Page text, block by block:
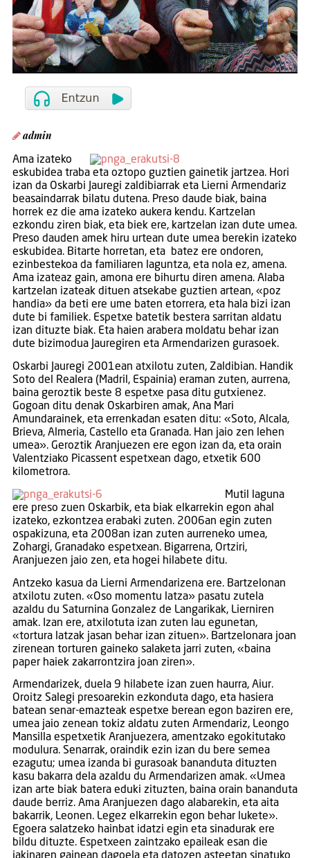
admin
Ama izateko
eskubidea traba eta oztopo guztien gainetik jartzea. Hori
izan da Oskarbi Jauregi zaldibiarrak eta Lierni Armendariz
beasaindarrak bilatu dutena. Preso daude biak, baina
horrek ez die ama izateko aukera kendu. Kartzelan
ezkondu ziren biak, eta biek ere, kartzelan izan dute umea.
Preso dauden amek hiru urtean dute umea berekin izateko
eskubidea. Bitarte horretan, eta batez ere ondoren,
ezinbestekoa da familiaren laguntza, eta nola ez, amena.
Ama izateaz gain, amona ere bihurtu diren amena. Alaba
kartzelan izateak dituen atsekabe guztien artean, «poz
handia» da beti ere ume baten etorrera, eta hala bizi izan
dute bi familiek. Espetxe batetik bestera sarritan aldatu
izan dituzte biak. Eta haien arabera moldatu behar izan
dute bizimodua Jauregiren eta Armendarizen gurasoek.
Oskarbi Jauregi 2001ean atxilotu zuten, Zaldibian. Handik
Soto del Realera (Madril, Espainia) eraman zuten, aurrena,
baina geroztik beste 8 espetxe pasa ditu gutxienez.
Gogoan ditu denak Oskarbiren amak, Ana Mari
Amundarainek, eta errenkadan esaten ditu: «Soto, Alcala,
Brieva, Almeria, Castello eta Granada. Han jaio zen lehen
umea». Geroztik Aranjuezen ere egon izan da, eta orain
Valentziako Picassent espetxean dago, etxetik 600
kilometrora.
Mutil laguna
ere preso zuen Oskarbik, eta biak elkarrekin egon ahal
izateko, ezkontzea erabaki zuten. 2006an egin zuten
ospakizuna, eta 2008an izan zuten aurreneko umea,
Zohargi, Granadako espetxean. Bigarrena, Ortziri,
Aranjuezen jaio zen, eta hogei hilabete ditu.
Antzeko kasua da Lierni Armendarizena ere. Bartzelonan
atxilotu zuten. «Oso momentu latza» pasatu zutela
azaldu du Saturnina Gonzalez de Langarikak, Lierniren
amak. Izan ere, atxilotuta izan zuten lau egunetan,
«tortura latzak jasan behar izan zituen». Bartzelonara joan
zirenean torturen gaineko salaketa jarri zuten, «baina
paper haiek zakarrontzira joan ziren».
Armendarizek, duela 9 hilabete izan zuen haurra, Aiur.
Oroitz Salegi presoarekin ezkonduta dago, eta hasiera
batean senar-emazteak espetxe berean egon baziren ere,
umea jaio zenean tokiz aldatu zuten Armendariz, Leongo
Mansilla espetxetik Aranjuezera, amentzako egokitutako
modulura. Senarrak, oraindik ezin izan du bere semea
ezagutu; umea izanda bi gurasoak bananduta dituzten
kasu bakarra dela azaldu du Armendarizen amak. «Umea
izan arte biak batera eduki zituzten, baina orain bananduta
daude berriz. Ama Aranjuezen dago alabarekin, eta aita
bakarrik, Leonen. Legez elkarrekin egon behar lukete».
Egoera salatzeko hainbat idatzi egin eta sinadurak ere
bildu dituzte. Espetxeen zaintzako epaileak esan die